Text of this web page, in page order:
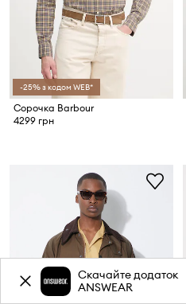
-25% з кодом WEB*
Сорочка Barbour
4299 грн
Скачайте додаток
ANSWEAR